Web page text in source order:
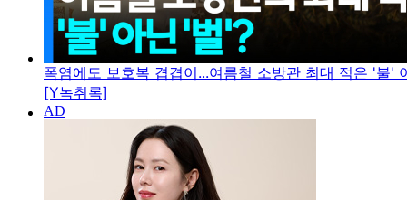
폭염에도 보호복 겹겹이...여름철 소방관 최대 적은 '불'
[Y녹취록]